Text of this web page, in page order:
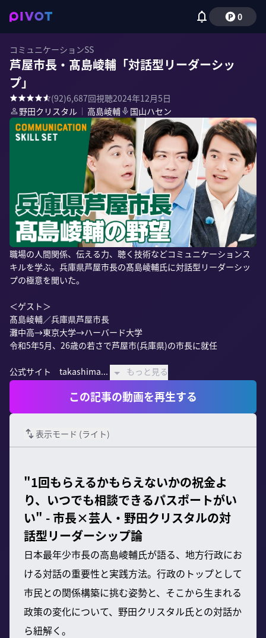
0
コミュニケーションSS
芦屋市長・髙島崚輔「対話型リーダーシッ
プ」
(92)6,687回視聴2024年12月5日
野田クリスタル ｜ 高島崚輔 国山ハセン
職場の人間関係、伝える力、聴く技術などコミュニケーションス
キルを学ぶ。兵庫県芦屋市長の髙島崚輔氏に対話型リーダーシッ
プの極意を聞いた。
＜ゲスト＞
髙島崚輔／兵庫県芦屋市長
灘中高→東京大学→ハーバード大学
令和5年5月、26歳の若さで芦屋市(兵庫県)の市長に就任
公式サイト　takashima... もっと見る
この記事の動画を再生する
表示モード (ライト)
"1回もらえるかもらえないかの祝金よ
り、いつでも相談できるパスポートがい
い" - 市長×芸人・野田クリスタルの対
話型リーダーシップ論
日本最年少市長の高島崚輔氏が語る、地方行政にお
ける対話の重要性と実践方法。行政のトップとして
市民との関係構築に挑む姿勢と、そこから生まれる
政策の変化について、野田クリスタル氏との対話か
ら紐解く。